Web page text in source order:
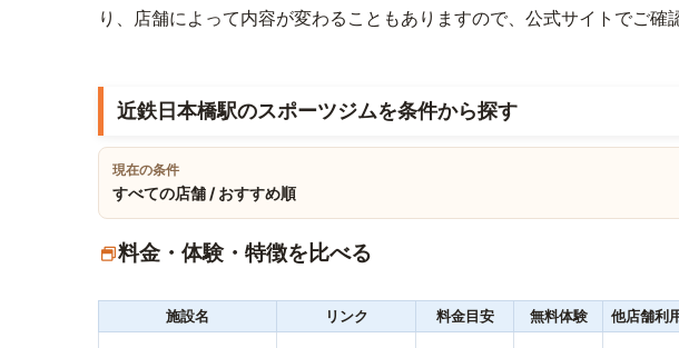
り、店舗によって内容が変わることもありますので、公式サイトでご確
近鉄日本橋駅のスポーツジムを条件から探す
現在の条件
すべての店舗 / おすすめ順
料金・体験・特徴を比べる
施設名 リンク 料金目安 無料体験 他店舗利